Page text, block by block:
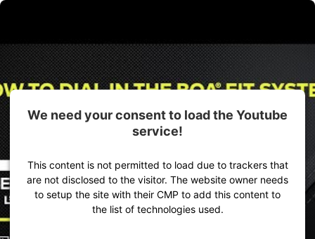
We need your consent to load the Youtube
service!
This content is not permitted to load due to trackers that
are not disclosed to the visitor. The website owner needs
to setup the site with their CMP to add this content to
the list of technologies used.